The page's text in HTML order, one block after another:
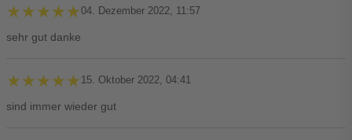
★★★★★
★★★★★04. Dezember 2022, 11:57
sehr gut danke
★★★★★
★★★★★ 15. Oktober 2022, 04:41
sind immer wieder gut